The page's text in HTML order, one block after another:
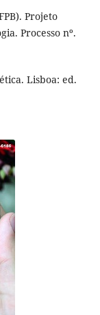
Projeto
Processo nº.
Lisboa: ed.